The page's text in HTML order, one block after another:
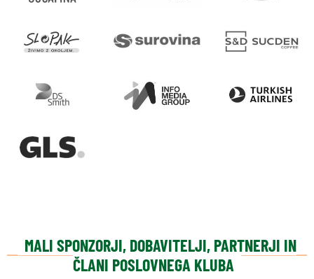
MALI SPONZORJI, DOBAVITELJI, PARTNERJI IN
ČLANI POSLOVNEGA KLUBA